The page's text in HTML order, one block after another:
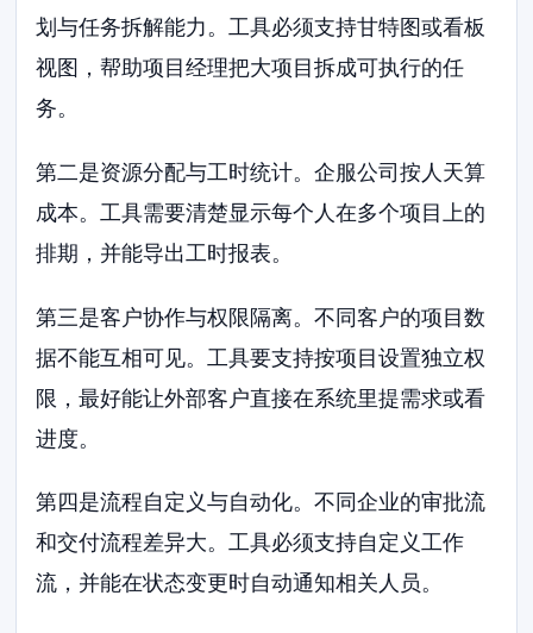
划与任务拆解能力。工具必须支持甘特图或看板
视图，帮助项目经理把大项目拆成可执行的任
务。
第二是资源分配与工时统计。企服公司按人天算
成本。工具需要清楚显示每个人在多个项目上的
排期，并能导出工时报表。
第三是客户协作与权限隔离。不同客户的项目数
据不能互相可见。工具要支持按项目设置独立权
限，最好能让外部客户直接在系统里提需求或看
进度。
第四是流程自定义与自动化。不同企业的审批流
和交付流程差异大。工具必须支持自定义工作
流，并能在状态变更时自动通知相关人员。